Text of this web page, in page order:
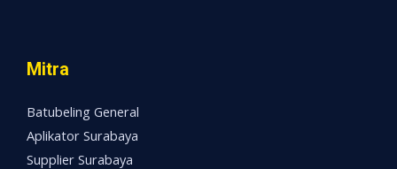
Mitra
Batubeling General
Aplikator Surabaya
Supplier Surabaya